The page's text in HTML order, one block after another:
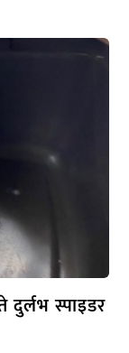
दुर्लभ स्पाइडर